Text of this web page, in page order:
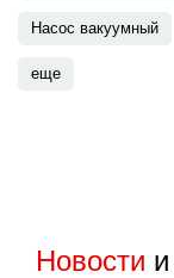
Насос вакуумный
еще
Новости